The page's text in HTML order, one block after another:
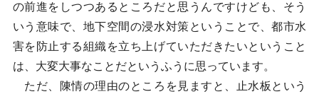
の前進をしつつあるところだと思うんですけども、そう
いう意味で、地下空間の浸水対策ということで、都市水
害を防止する組織を立ち上げていただきたいということ
は、大変大事なことだというふうに思っています。
ただ、陳情の理由のところを見ますと、止水板という